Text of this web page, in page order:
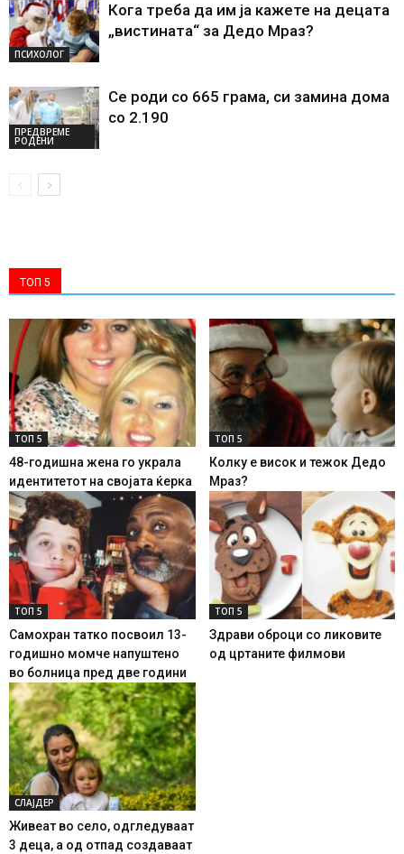
ПСИХОЛОГ
Кога треба да им ја кажете на децата
„вистината“ за Дедо Мраз?
ПРЕДВРЕМЕ
РОДЕНИ
Се роди со 665 грама, си замина дома
со 2.190
ТОП 5
ТОП 5
48-годишна жена го украла
идентитетот на својата ќерка
ТОП 5
Колку е висок и тежок Дедо
Мраз?
ТОП 5
Самохран татко посвоил 13-
годишно момче напуштено
во болница пред две години
ТОП 5
Здрави оброци со ликовите
од цртаните филмови
СЛАЈДЕР
Живеат во село, одгледуваат
3 деца, а од отпад создаваат